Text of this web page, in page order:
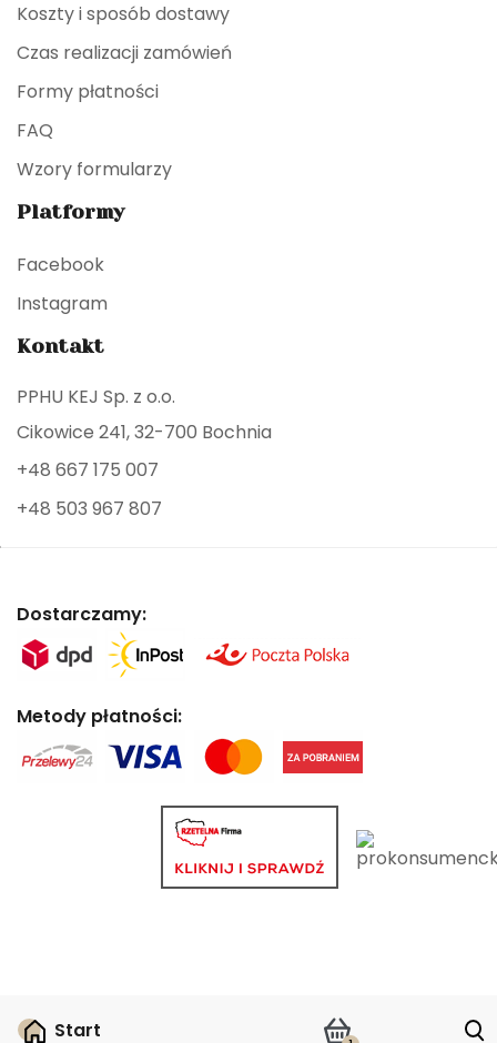
Start
Koszty i sposób dostawy
Czas realizacji zamówień
Formy płatności
FAQ
Wzory formularzy
Platformy
Facebook
Instagram
Kontakt
PPHU KEJ Sp. z o.o.
Cikowice 241, 32-700 Bochnia
+48 667 175 007
+48 503 967 807
Dostarczamy:
Metody płatności: